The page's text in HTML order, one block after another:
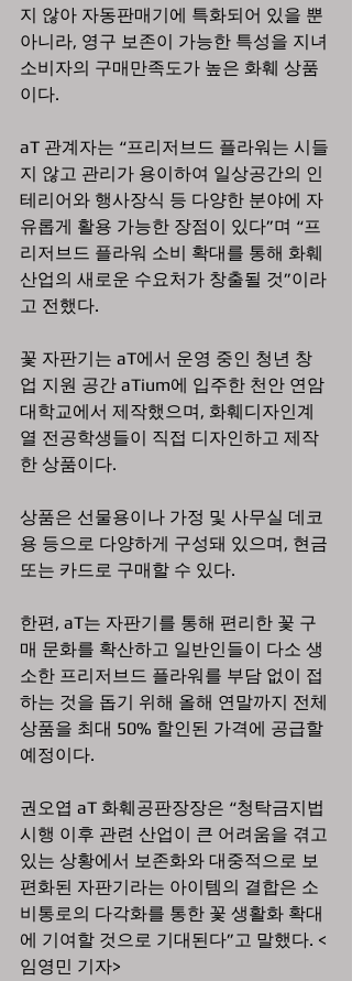
지 않아 자동판매기에 특화되어 있을 뿐
아니라, 영구 보존이 가능한 특성을 지녀
소비자의 구매만족도가 높은 화훼 상품
이다.
aT 관계자는 “프리저브드 플라워는 시들
지 않고 관리가 용이하여 일상공간의 인
테리어와 행사장식 등 다양한 분야에 자
유롭게 활용 가능한 장점이 있다”며 “프
리저브드 플라워 소비 확대를 통해 화훼
산업의 새로운 수요처가 창출될 것”이라
고 전했다.
꽃 자판기는 aT에서 운영 중인 청년 창
업 지원 공간 aTium에 입주한 천안 연암
대학교에서 제작했으며, 화훼디자인계
열 전공학생들이 직접 디자인하고 제작
한 상품이다.
상품은 선물용이나 가정 및 사무실 데코
용 등으로 다양하게 구성돼 있으며, 현금
또는 카드로 구매할 수 있다.
한편, aT는 자판기를 통해 편리한 꽃 구
매 문화를 확산하고 일반인들이 다소 생
소한 프리저브드 플라워를 부담 없이 접
하는 것을 돕기 위해 올해 연말까지 전체
상품을 최대 50% 할인된 가격에 공급할
예정이다.
권오엽 aT 화훼공판장장은 “청탁금지법
시행 이후 관련 산업이 큰 어려움을 겪고
있는 상황에서 보존화와 대중적으로 보
편화된 자판기라는 아이템의 결합은 소
비통로의 다각화를 통한 꽃 생활화 확대
에 기여할 것으로 기대된다”고 말했다. <
임영민 기자>